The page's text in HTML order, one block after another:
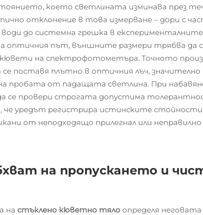
което светлината изминава през
отклонение в това измерване – дори с
до системна грешка в
оптичния път, външните размери трябва да
на спектрофотометъра. Точното
поставя плътно в оптичния лъч, значително
на пробата от падащата светлина. При
се провери строгата допустима
че уредът регистрира истинските стойности
от неподходящо прилегнал или неправилно
на пропускането и
на стъклено кюветно тяло определя